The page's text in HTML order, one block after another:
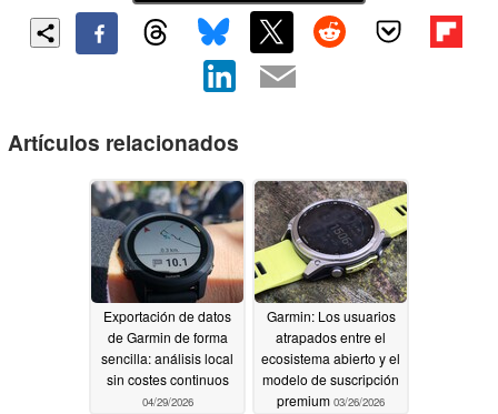
Artículos relacionados
Exportación de datos
de Garmin de forma
sencilla: análisis local
sin costes continuos
04/29/2026
Garmin: Los usuarios
atrapados entre el
ecosistema abierto y el
modelo de suscripción
premium 03/26/2026